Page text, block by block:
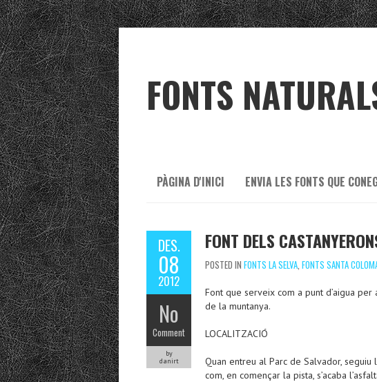
FONTS
PÀGINA D'INICI ENVIA LES FONTS QUE
DES.
08
2012
No
Comment
by
danirt
FONT DELS
POSTED IN FONTS LA SELVA, FONTS SANTA
Font que serveix com a punt d’aigua
de la muntanya.
LOCALITZACIÓ
Quan entreu al Parc de Salvador, seguiu
com, en començar la pista, s’acaba